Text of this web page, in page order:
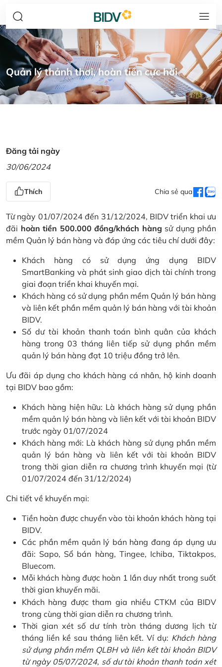
Quản lý thảnh thơi, hoàn tiền cực hời
Đăng tải ngày
30/06/2024
Thích Chia sẻ qua
Từ ngày 01/07/2024 đến 31/12/2024, BIDV triển khai ưu
đãi hoàn tiền 500.000 đồng/khách hàng sử dụng phần
mềm Quản lý bán hàng và đáp ứng các tiêu chí dưới đây:
Khách hàng có sử dụng ứng dụng BIDV
SmartBanking và phát sinh giao dịch tài chính trong
giai đoạn triển khai khuyến mại.
Khách hàng có sử dụng phần mềm Quản lý bán hàng
và liên kết phần mềm quản lý bán hàng với tài khoản
BIDV.
Số dư tài khoản thanh toán bình quân của khách
hàng trong 03 tháng liên tiếp sử dụng phần mềm
quản lý bán hàng đạt 10 triệu đồng trở lên.
Ưu đãi áp dụng cho khách hàng cá nhân, hộ kinh doanh
tại BIDV bao gồm:
Khách hàng hiện hữu: Là khách hàng sử dụng phần
mềm quản lý bán hàng và liên kết với tài khoản BIDV
trước ngày 01/07/2024
Khách hàng mới: Là khách hàng sử dụng phần mềm
quản lý bán hàng và liên kết với tài khoản BIDV
trong thời gian diễn ra chương trình khuyến mại (từ
01/07/2024 đến 31/12/2024)
Chi tiết về khuyến mại:
Tiền hoàn được chuyển vào tài khoản khách hàng tại
BIDV.
Các phần mềm quản lý bán hàng đang áp dụng ưu
đãi: Sapo, Sổ bán hàng, Tingee, Ichiba, Tiktakpos,
Bluecom.
Mỗi khách hàng được hoàn 1 lần duy nhất trong suốt
thời gian khuyến mãi.
Khách hàng được tham gia nhiều CTKM của BIDV
trong cùng thời gian diễn ra chương trình.
Thời gian xét số dư tính tròn tháng dương lịch từ
tháng liền kề sau tháng liên kết. Ví dụ: Khách hàng
sử dụng phần mềm QLBH và liên kết tài khoản BIDV
từ ngày 05/07/2024, số dư tài khoản thanh toán xét